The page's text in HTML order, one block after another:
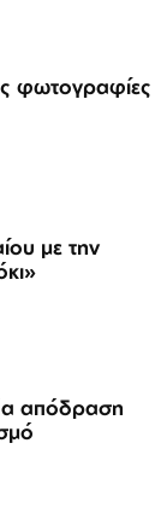
φωτογραφίες
με την